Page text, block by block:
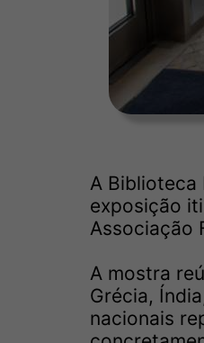
A Biblioteca
exposição
Associação
A mostra
Grécia,
nacionais